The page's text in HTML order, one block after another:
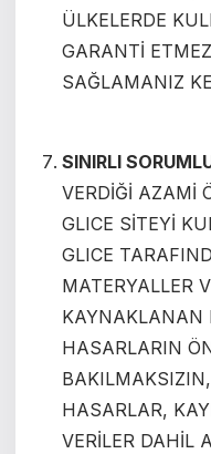
ÜLKELERDE
GARANTİ
SAĞLAMANIZ
SINIRLI
VERDİĞİ AZAMİ
GLICE SİTEYİ
GLICE
MATERYALLER
KAYNAKLANAN
HASARLARIN
HASARLAR,
VERİLER DAHİL